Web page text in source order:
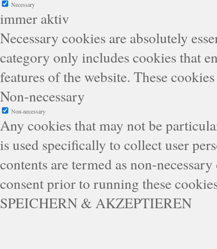
Necessary
immer aktiv
Necessary cookies are absolutely
category only includes cookies that
features of the website. These
Non-necessary
Non-necessary
Any cookies that may not be
is used specifically to collect user
contents are termed as non-
consent prior to running these
SPEICHERN & AKZEPTIEREN